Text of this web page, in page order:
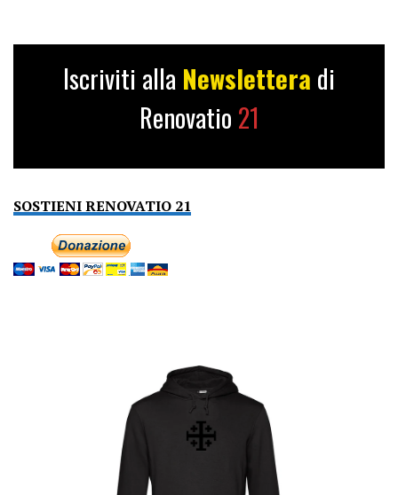
Iscriviti alla Newslettera di
Renovatio 21
SOSTIENI RENOVATIO 21